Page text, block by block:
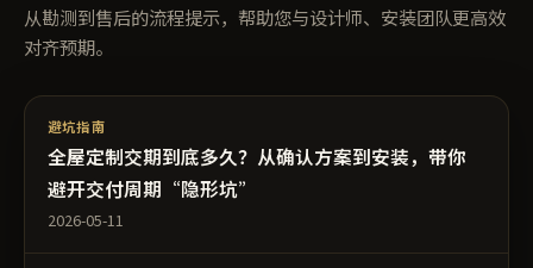
从勘测到售后的流程提示，帮助您与设计师、安装团队更高效
对齐预期。
避坑指南
全屋定制交期到底多久？从确认方案到安装，带你
避开交付周期“隐形坑”
2026-05-11